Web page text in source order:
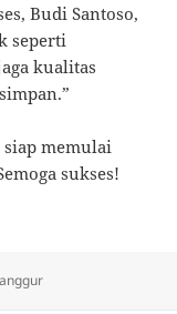
Budi Santoso,
seperti
kualitas
memulai
sukses!